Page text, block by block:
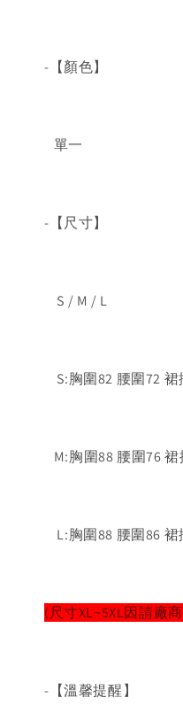
-【顏色】
單一
-【尺寸】
S / M / L
S:胸圍82 腰圍72 裙
M:胸圍88 腰圍76 裙
L:胸圍88 腰圍86 裙
(尺寸XL~5XL因請廠
-【溫馨提醒】